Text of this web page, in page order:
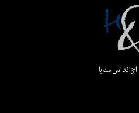
مدیا